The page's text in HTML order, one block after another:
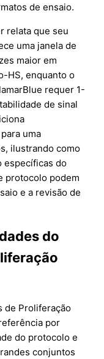
de ensaio.
relata que seu
uma janela de
maior em
HS, enquanto o
requer 1-
de sinal
uma
ilustrando como
específicas do
protocolo podem
e a revisão de
do
de Proliferação
por
do protocolo e
conjuntos